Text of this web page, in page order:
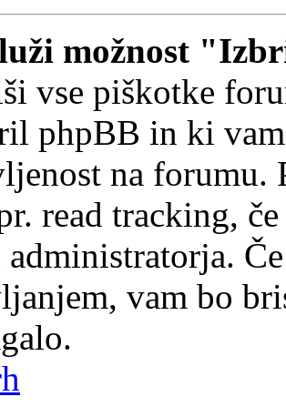
možnost
vse piškotke
phpBB in ki
na forumu.
read tracking,
administratorja.
vam bo